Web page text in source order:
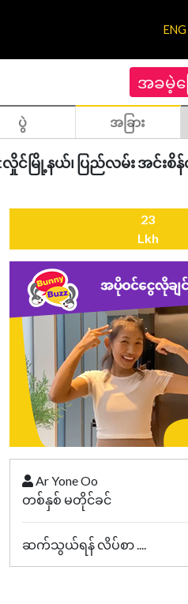
ENG
အခမဲ့က
ပွဲ အခြား
လှိုင်မြို့နယ်၊ ပြည်လမ်း အင်း
23
Lkh
Ar Yone Oo
တစ်နှစ် မတိုင်ခင်
ဆက်သွယ်ရန် လိပ်စာ ....